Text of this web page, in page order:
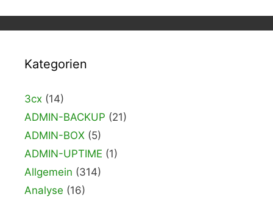
Kategorien
3cx (14)
ADMIN-BACKUP (21)
ADMIN-BOX (5)
ADMIN-UPTIME (1)
Allgemein (314)
Analyse (16)